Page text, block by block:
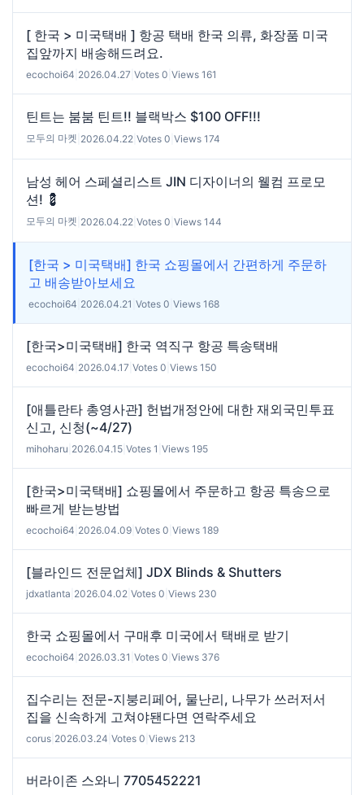
[ 한국 > 미국택배 ] 항공 택배 한국 의류, 화장품 미국
집앞까지 배송해드려요.
ecochoi64 2026.04.27 Votes 0 Views 161
틴트는 붐붐 틴트!! 블랙박스 $100 OFF!!!
모두의 마켓 2026.04.22 Votes 0 Views 174
남성 헤어 스페셜리스트 JIN 디자이너의 웰컴 프로모
션! 💈
모두의 마켓 2026.04.22 Votes 0 Views 144
[한국 > 미국택배] 한국 쇼핑몰에서 간편하게 주문하
고 배송받아보세요
ecochoi64 2026.04.21 Votes 0 Views 168
[한국>미국택배] 한국 역직구 항공 특송택배
ecochoi64 2026.04.17 Votes 0 Views 150
[애틀란타 총영사관] 헌법개정안에 대한 재외국민투표
신고, 신청(~4/27)
mihoharu 2026.04.15 Votes 1 Views 195
[한국>미국택배] 쇼핑몰에서 주문하고 항공 특송으로
빠르게 받는방법
ecochoi64 2026.04.09 Votes 0 Views 189
[블라인드 전문업체] JDX Blinds & Shutters
jdxatlanta 2026.04.02 Votes 0 Views 230
한국 쇼핑몰에서 구매후 미국에서 택배로 받기
ecochoi64 2026.03.31 Votes 0 Views 376
집수리는 전문-지붕리페어, 물난리, 나무가 쓰러저서
집을 신속하게 고쳐야됀다면 연락주세요
corus 2026.03.24 Votes 0 Views 213
버라이존 스와니 7705452221